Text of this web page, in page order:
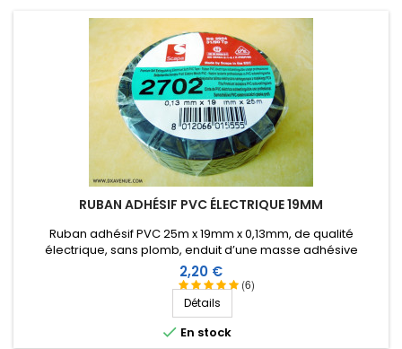
RUBAN ADHÉSIF PVC ÉLECTRIQUE 19MM
(6)
Ruban adhésif PVC 25m x 19mm x 0,13mm, de qualité
électrique, sans plomb, enduit d’une masse adhésive
caoutchouc agressive qui permet notamment de l'étirer pour
mieux l'appliquer. Température de service de -40ºC à +105ºC.
Prix
2,20 €
Détails
 En stock